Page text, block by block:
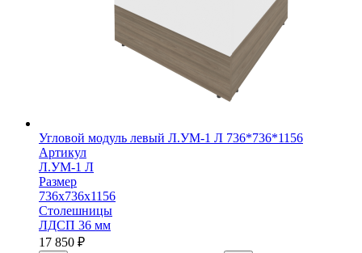
Угловой модуль левый Л.УМ-1 Л 736*736*1156
Артикул
Л.УМ-1 Л
Размер
736х736х1156
Столешницы
ЛДСП 36 мм
17 850 ₽